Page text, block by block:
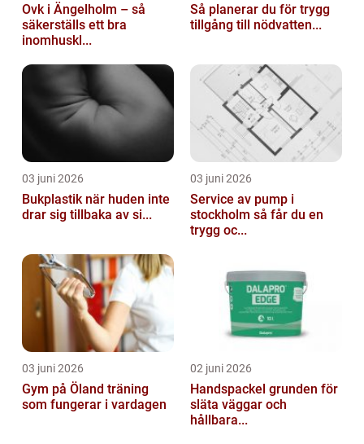
Ovk i Ängelholm – så
säkerställs ett bra
inomhuskl...
Så planerar du för trygg
tillgång till nödvatten...
03 juni 2026
Bukplastik när huden inte
drar sig tillbaka av si...
03 juni 2026
Service av pump i
stockholm så får du en
trygg oc...
03 juni 2026
Gym på Öland träning
som fungerar i vardagen
02 juni 2026
Handspackel grunden för
släta väggar och
hållbara...